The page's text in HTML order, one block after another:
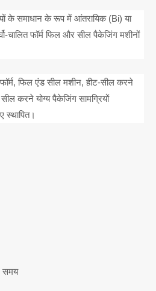
के समाधान के रूप में आंतरायिक (Bi) या
चालित फॉर्म फिल और सील पैकेजिंग मशीनों
फिल एंड सील मशीन, हीट-सील करने
करने योग्य पैकेजिंग सामग्रियों
स्थापित।
समय